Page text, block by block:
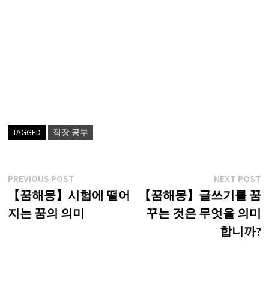
TAGGED 직장 공부
글
탐
색
PREVIOUS POSTPrevious
post:
【꿈해몽】시험에 떨어
지는 꿈의 의미
NEXT POST
【꿈해몽】글쓰기를 꿈
꾸는 것은 무엇을 의미
합니까?